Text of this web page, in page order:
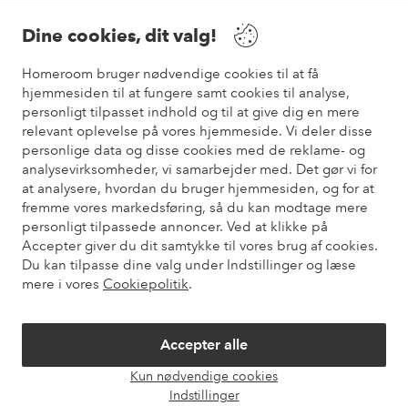
Dine cookies, dit valg!
Homeroom bruger nødvendige cookies til at få
hjemmesiden til at fungere samt cookies til analyse,
personligt tilpasset indhold og til at give dig en mere
relevant oplevelse på vores hjemmeside. Vi deler disse
personlige data og disse cookies med de reklame- og
analysevirksomheder, vi samarbejder med. Det gør vi for
at analysere, hvordan du bruger hjemmesiden, og for at
fremme vores markedsføring, så du kan modtage mere
personligt tilpassede annoncer. Ved at klikke på
Accepter giver du dit samtykke til vores brug af cookies.
Du kan tilpasse dine valg under Indstillinger og læse
mere i vores Cookiepolitik.
Accepter alle
Kun nødvendige cookies
Indstillinger
Vilkår
Venner
Sikre betalinger
Vil du vide mere om vores betalingsmuligheder ?
elpy